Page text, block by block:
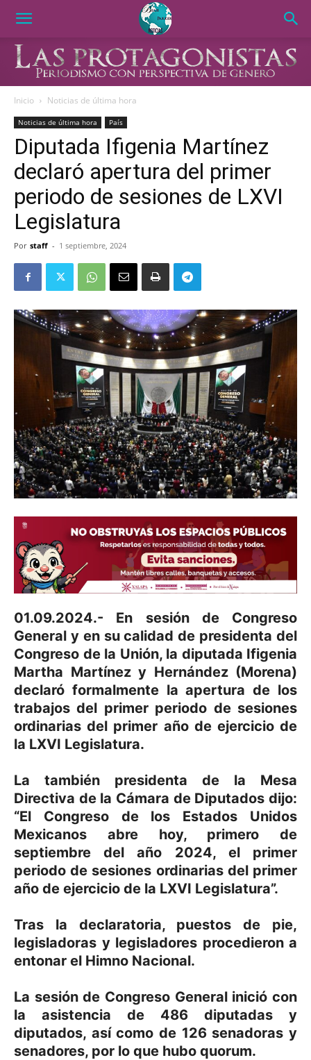
Inicio Noticias de última hora
Noticias de última hora País
Diputada Ifigenia Martínez
declaró apertura del primer
periodo de sesiones de LXVI
Legislatura
Por staff - 1 septiembre, 2024
01.09.2024.- En sesión de Congreso
General y en su calidad de presidenta del
Congreso de la Unión, la diputada Ifigenia
Martha Martínez y Hernández (Morena)
declaró formalmente la apertura de los
trabajos del primer periodo de sesiones
ordinarias del primer año de ejercicio de
la LXVI Legislatura.
La también presidenta de la Mesa
Directiva de la Cámara de Diputados dijo:
“El Congreso de los Estados Unidos
Mexicanos abre hoy, primero de
septiembre del año 2024, el primer
periodo de sesiones ordinarias del primer
año de ejercicio de la LXVI Legislatura”.
Tras la declaratoria, puestos de pie,
legisladoras y legisladores procedieron a
entonar el Himno Nacional.
La sesión de Congreso General inició con
la asistencia de 486 diputadas y
diputados, así como de 126 senadoras y
senadores, por lo que hubo quorum.